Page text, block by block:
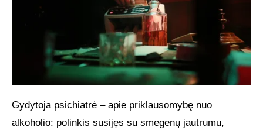
Gydytoja psichiatrė – apie priklausomybę nuo
alkoholio: polinkis susijęs su smegenų jautrumu,